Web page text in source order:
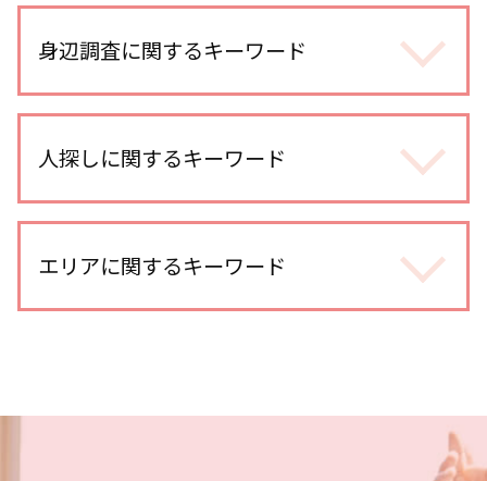
浮気調査
不倫調査 訴える
浮気調査 期間
浮気調査 line
line 浮気調査 電話
浮気調査 浮気して なかった
身辺調査に関するキーワード
身辺調査 ストーカー
dv被害 探偵
ストーカー被害 対応
身辺調査 結婚前
人探しに関するキーワード
家出調査
行方不明 人探し 調査
探偵 人探し 方法
エリアに関するキーワード
川越 身辺調査